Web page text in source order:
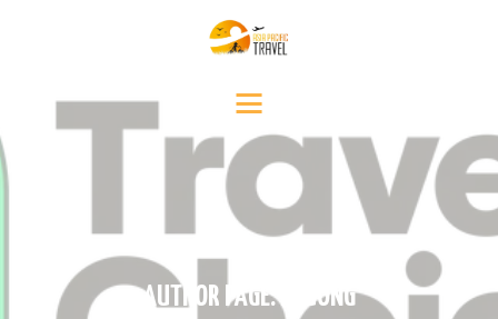
AUTHOR PAGE: PHUONG
DESTINOS
SERVICIO DE VIAJE
CONTÁCTENOS
NOTICIAS Y EVENTOS